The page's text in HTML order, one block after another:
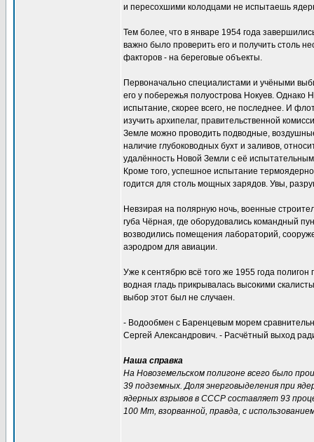
и пересохшими колодцами не испытаешь
Тем более, что в январе 1954 года
важно было проверить его и получить столь
факторов - на береговые объекты.
Первоначально специалистами и учёными
его у побережья полуострова Нокуев. Однако
испытание, скорее всего, не последнее. И
изучить архипелаг, правительственной
Земле можно проводить подводные,
наличие глубоководных бухт и заливов,
удалённость Новой Земли с её
Кроме того, успешное испытание
годится для столь мощных зарядов. Увы,
Невзирая на полярную ночь, военные
губа Чёрная, где оборудовались командный
возводились помещения лабораторий,
аэродром для авиации.
Уже к сентябрю всё того же 1955 года
водная гладь прикрывалась высокими
выбор этот был не случаен.
- Водообмен с Баренцевым морем
Сергей Александрович. - Расчётный выход
Наша справка
На Новоземельском полигоне всего было
39 подземных. Доля энерговыделения при
ядерных взрывов в СССР составляет 93
100 Мт, взорванной, правда, с